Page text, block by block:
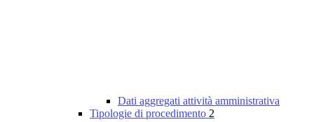
Dati aggregati attività amministrativa
Tipologie di procedimento 2